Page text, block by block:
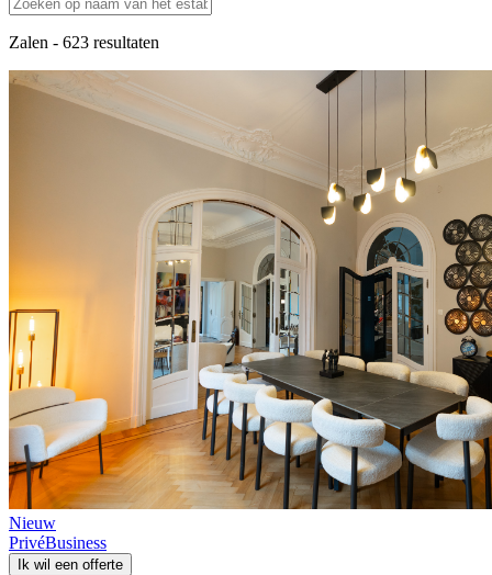
Zalen - 623 resultaten
Nieuw
PrivéBusiness
Ik wil een offerte